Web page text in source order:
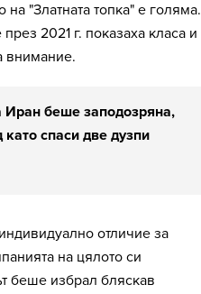
"Златната топка" е голяма.
2021 г. показаха класа и
внимание.
Иран беше заподозряна,
спаси две дузпи
отличие за
на цялото си
беше избрал бляскав